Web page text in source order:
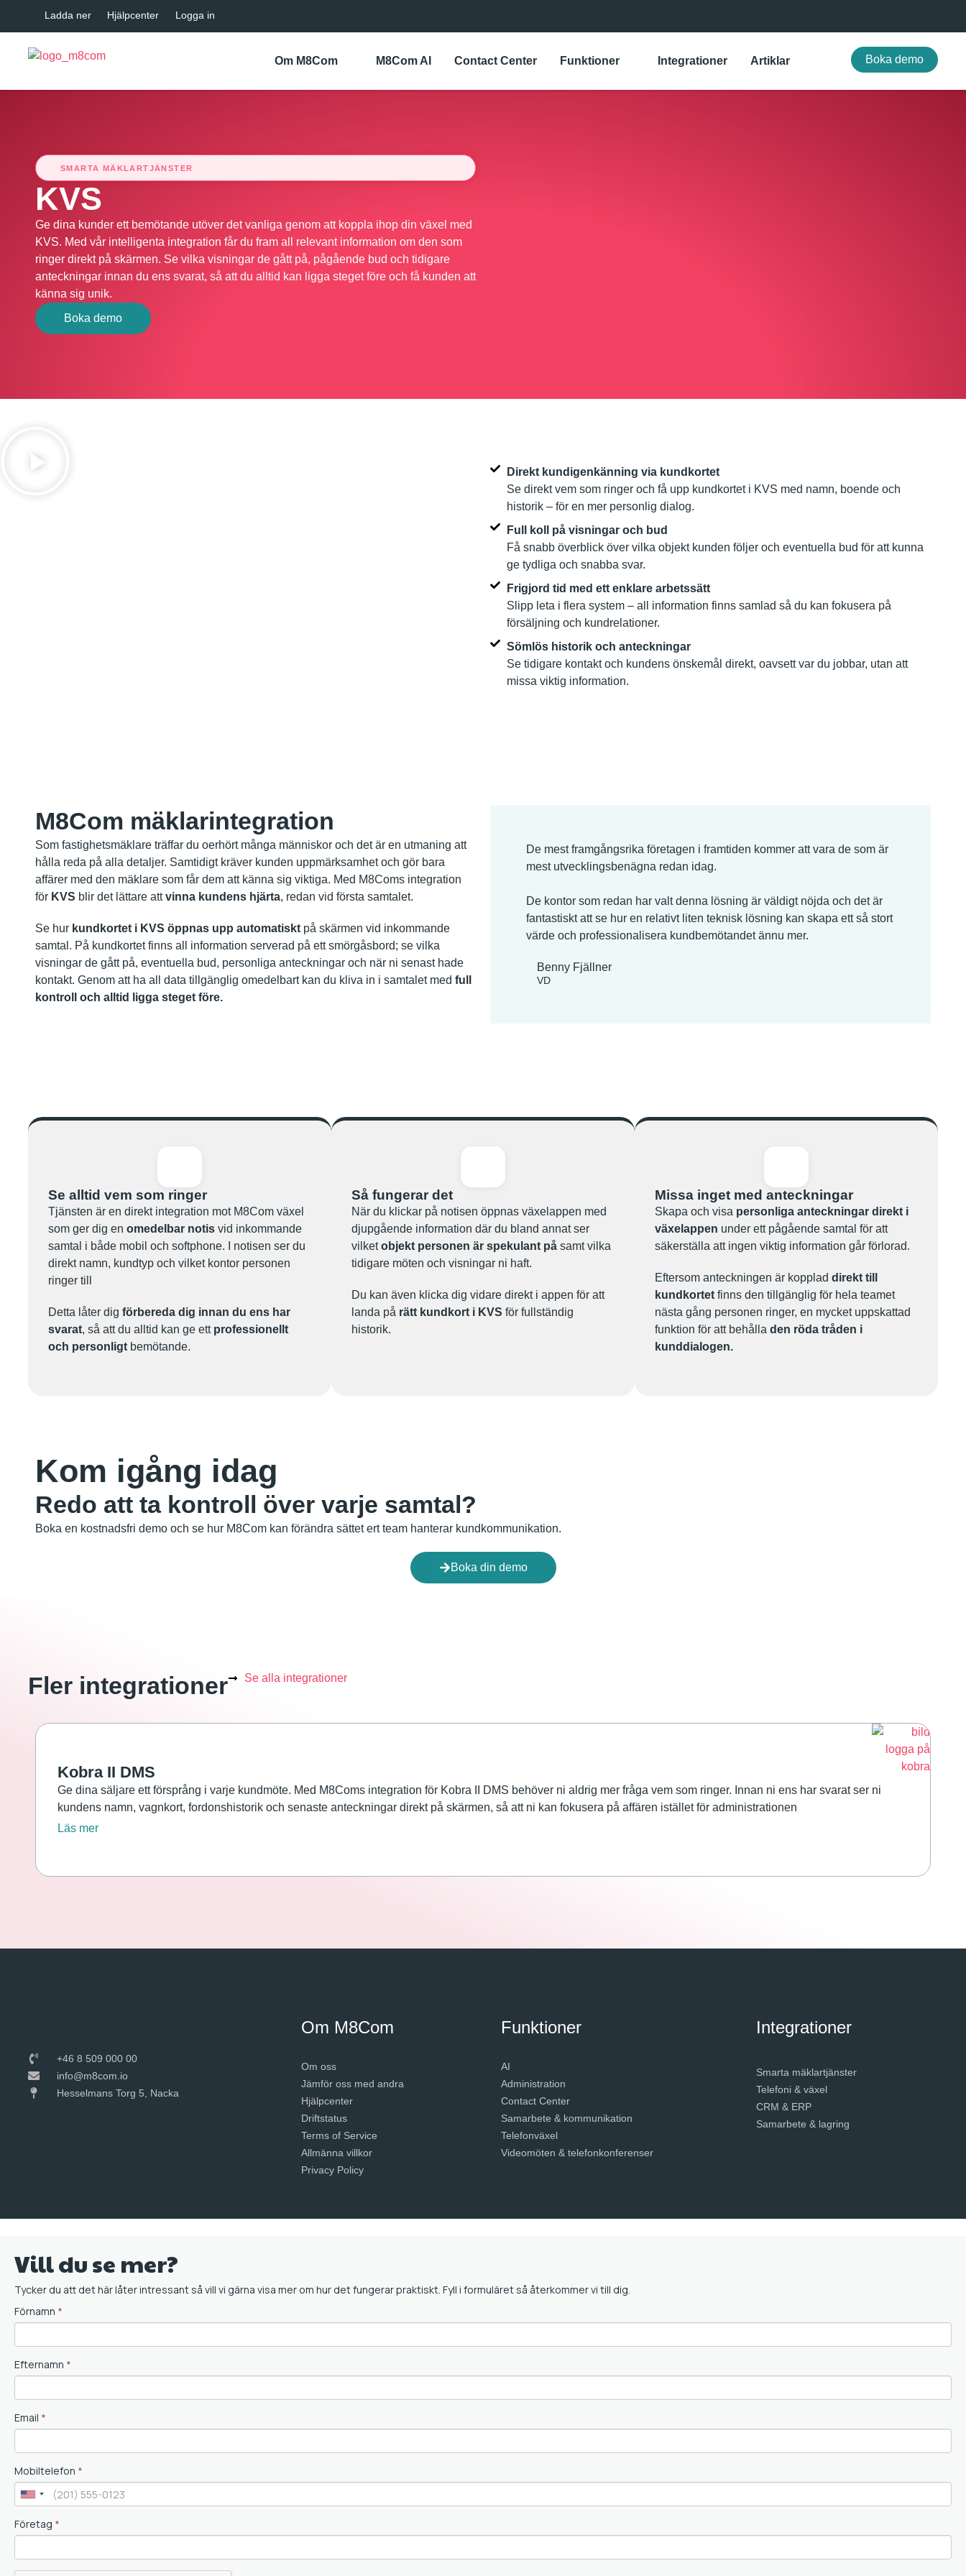
Ladda ner Hjälpcenter Logga in
Om M8Com M8Com AI Contact Center Funktioner Integrationer Artiklar Boka demo
SMARTA MÄKLARTJÄNSTER
KVS
Ge dina kunder ett bemötande utöver det vanliga genom att koppla ihop din växel med
KVS. Med vår intelligenta integration får du fram all relevant information om den som
ringer direkt på skärmen. Se vilka visningar de gått på, pågående bud och tidigare
anteckningar innan du ens svarat, så att du alltid kan ligga steget före och få kunden att
känna sig unik.
Boka demo
Direkt kundigenkänning via kundkortet
Se direkt vem som ringer och få upp kundkortet i KVS med namn, boende och
historik – för en mer personlig dialog.
Full koll på visningar och bud
Få snabb överblick över vilka objekt kunden följer och eventuella bud för att kunna
ge tydliga och snabba svar.
Frigjord tid med ett enklare arbetssätt
Slipp leta i flera system – all information finns samlad så du kan fokusera på
försäljning och kundrelationer.
Sömlös historik och anteckningar
Se tidigare kontakt och kundens önskemål direkt, oavsett var du jobbar, utan att
missa viktig information.
M8Com mäklarintegration
Som fastighetsmäklare träffar du oerhört många människor och det är en utmaning att
hålla reda på alla detaljer. Samtidigt kräver kunden uppmärksamhet och gör bara
affärer med den mäklare som får dem att känna sig viktiga. Med M8Coms integration
för KVS blir det lättare attvinna kundens hjärta, redan vid första samtalet.
Se hur kundkortet i KVS öppnas upp automatiskt på skärmen vid inkommande
samtal. På kundkortet finns all information serverad på ett smörgåsbord; se vilka
visningar de gått på, eventuella bud, personliga anteckningar och när ni senast hade
kontakt. Genom att ha all data tillgänglig omedelbart kan du kliva in i samtalet med full
kontroll och alltid ligga steget före.
De mest framgångsrika företagen i framtiden kommer att vara de som är
mest utvecklingsbenägna redan idag.
De kontor som redan har valt denna lösning är väldigt nöjda och det är
fantastiskt att se hur en relativt liten teknisk lösning kan skapa ett så stort
värde och professionalisera kundbemötandet ännu mer.
Benny Fjällner
VD
Se alltid vem som ringer
Tjänsten är en direkt integration mot M8Com växel
som ger dig en omedelbar notis vid inkommande
samtal i både mobil och softphone. I notisen ser du
direkt namn, kundtyp och vilket kontor personen
ringer till
Detta låter dig förbereda dig innan du ens har
svarat, så att du alltid kan ge ett professionellt
och personligt bemötande.
Så fungerar det
När du klickar på notisen öppnas växelappen med
djupgående information där du bland annat ser
vilketobjekt personen är spekulant på samt vilka
tidigare möten och visningar ni haft.
Du kan även klicka dig vidare direkt i appen för att
landa på rätt kundkort i KVS för fullständig
historik.
Missa inget med anteckningar
Skapa och visa personliga anteckningar direkt i
växelappen under ett pågående samtal för att
säkerställa att ingen viktig information går förlorad.
Eftersom anteckningen är kopplad direkt till
kundkortet finns den tillgänglig för hela teamet
nästa gång personen ringer, en mycket uppskattad
funktion för att behålla den röda tråden i
kunddialogen.
Kom igång idag
Redo att ta kontroll över varje samtal?
Boka en kostnadsfri demo och se hur M8Com kan förändra sättet ert team hanterar kundkommunikation.
Boka din demo
Fler integrationer Se alla integrationer
Kobra II DMS
Ge dina säljare ett försprång i varje kundmöte. Med M8Coms integration för Kobra II DMS behöver ni aldrig mer fråga vem som ringer. Innan ni ens har svarat ser ni
kundens namn, vagnkort, fordonshistorik och senaste anteckningar direkt på skärmen, så att ni kan fokusera på affären istället för administrationen
Läs mer
+46 8 509 000 00
info@m8com.io
Hesselmans Torg 5, Nacka
Om M8Com
Om oss
Jämför oss med andra
Hjälpcenter
Driftstatus
Terms of Service
Allmänna villkor
Privacy Policy
Funktioner
AI
Administration
Contact Center
Samarbete & kommunikation
Telefonväxel
Videomöten & telefonkonferenser
Integrationer
Smarta mäklartjänster
Telefoni & växel
CRM & ERP
Samarbete & lagring